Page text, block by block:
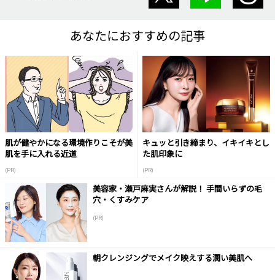
あなたにおすすめの記事
肌が健やかになる環境作りこそが美
肌を手に入れる近道
(PR)
キュッと引き締まり、イキイキとし
た肌印象に
(PR)
美容家・瀬戸麻実さんが解説！ 手間いらずの毛
穴・くすみケア
(PR)
朝クレンジングでメイク映えする潤い美肌へ